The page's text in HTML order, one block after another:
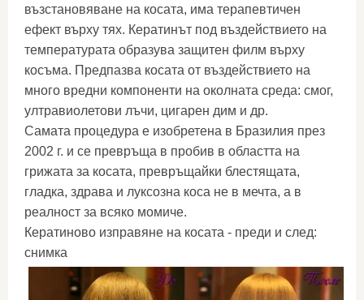
възстановяване на косата, има терапевтичен
ефект върху тях. Кератинът под въздействието на
температурата образува защитен филм върху
косъма. Предпазва косата от въздействието на
много вредни компоненти на околната среда: смог,
ултравиолетови лъчи, цигарен дим и др.
Самата процедура е изобретена в Бразилия през
2002 г. и се превръща в пробив в областта на
грижата за косата, превръщайки блестящата,
гладка, здрава и луксозна коса не в мечта, а в
реалност за всяко момиче.
Кератиново изправяне на косата - преди и след:
снимка